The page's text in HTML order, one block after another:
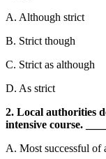
A. Although strict
B. Strict though
C. Strict as although
D. As strict
2. Local authorities
intensive course.
A. Most successful of